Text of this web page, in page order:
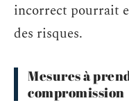
incorrect pourrait
des risques.
Mesures à
compromission